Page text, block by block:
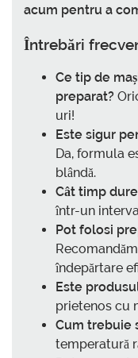
acum pentru a
Întrebări
Ce tip de
preparat?
uri!
Este sigur
Da, formula
blândă.
Cât timp
într-un
Pot folosi
îndepărtare
Este
prietenos cu
Cum trebuie
temperatură